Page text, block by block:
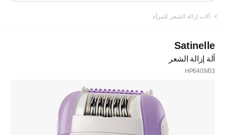
تسجيلآلات إزالة الشعر للمرأة
Satinelle
آلة إزالة الشعر
HP6409/03